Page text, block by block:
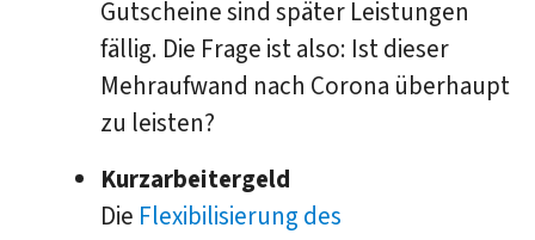
Gutscheine sind später Leistungen
fällig. Die Frage ist also: Ist dieser
Mehraufwand nach Corona überhaupt
zu leisten?
Kurzarbeitergeld
Die Flexibilisierung des